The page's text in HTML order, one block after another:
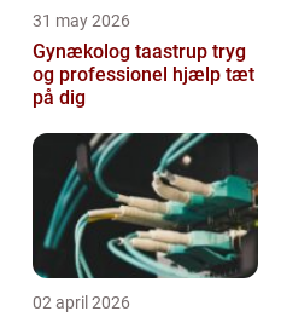
31 may 2026
Gynækolog taastrup tryg
og professionel hjælp tæt
på dig
02 april 2026